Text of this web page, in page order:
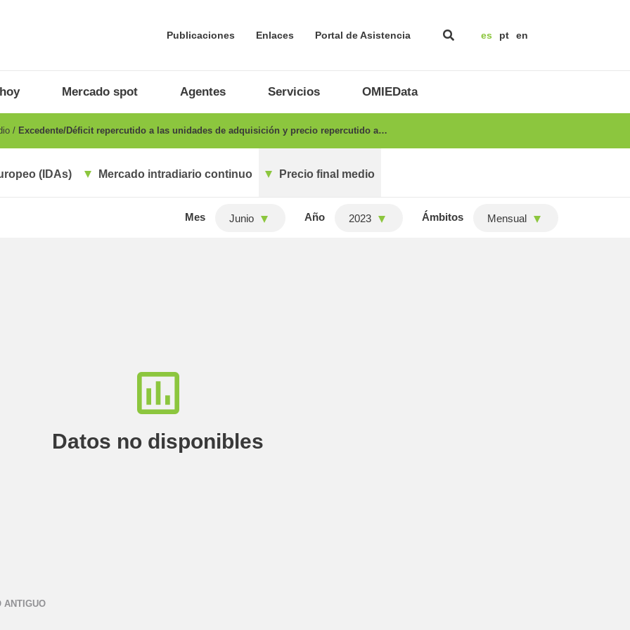
Publicaciones Enlaces Portal de Asistencia es pt en
Mercado spot Agentes Servicios OMIEData
Excedente/Déficit repercutido a las unidades de adquisición y precio repercutido a…
(IDAs) Mercado intradiario continuo Precio final medio
Mes Junio Año 2023 Ámbitos Mensual
Datos no disponibles
ANTIGUO